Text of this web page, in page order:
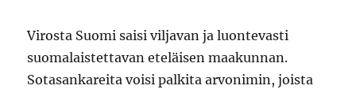
Virosta Suomi saisi viljavan ja luontevasti
suomalaistettavan eteläisen maakunnan.
Sotasankareita voisi palkita arvonimin, joista